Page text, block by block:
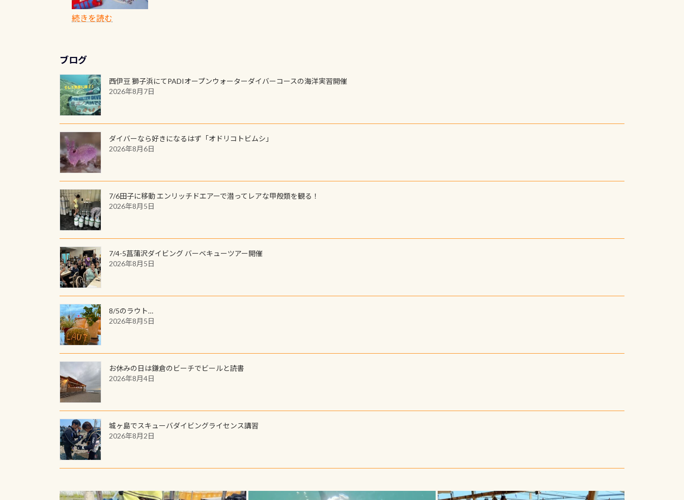
続きを読む
ブログ
西伊豆 獅子浜にてPADIオープンウォーターダイバーコースの海洋実習開催
2026年8月7日
ダイバーなら好きになるはず「オドリコトビムシ」
2026年8月6日
7/6田子に移動 エンリッチドエアーで潜ってレアな甲殻類を観る！
2026年8月5日
7/4-5菖蒲沢ダイビング バーベキューツアー開催
2026年8月5日
8/5のラウト…
2026年8月5日
お休みの日は鎌倉のビーチでビールと読書
2026年8月4日
城ヶ島でスキューバダイビングライセンス講習
2026年8月2日